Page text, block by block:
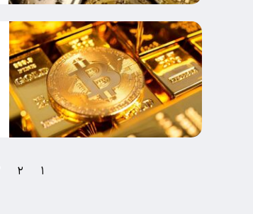
۱ ۲